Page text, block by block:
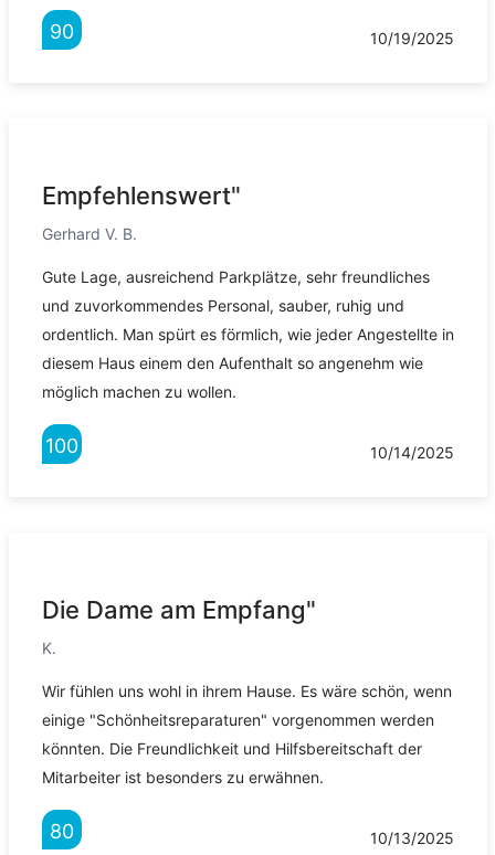
90 10/19/2025
Empfehlenswert"
Gerhard V. B.
Gute Lage, ausreichend Parkplätze, sehr freundliches
und zuvorkommendes Personal, sauber, ruhig und
ordentlich. Man spürt es förmlich, wie jeder Angestellte in
diesem Haus einem den Aufenthalt so angenehm wie
möglich machen zu wollen.
100 10/14/2025
Die Dame am Empfang"
K.
Wir fühlen uns wohl in ihrem Hause. Es wäre schön, wenn
einige "Schönheitsreparaturen" vorgenommen werden
könnten. Die Freundlichkeit und Hilfsbereitschaft der
Mitarbeiter ist besonders zu erwähnen.
80 10/13/2025